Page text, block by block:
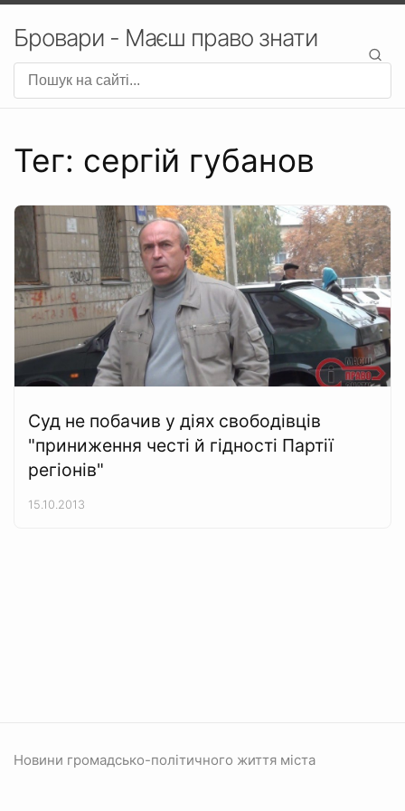
Бровари - Маєш право знати
Тег: сергій губанов
Суд не побачив у діях свободівців
"приниження честі й гідності Партії
регіонів"
15.10.2013
Новини громадсько-політичного життя міста